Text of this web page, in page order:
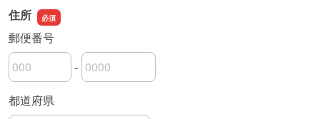
住所
郵便番号
郵便番号の上3桁
-
郵便番号の下4桁
都道府県